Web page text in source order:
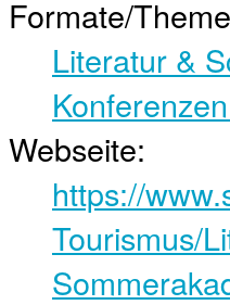
Formate/
Literatur &
Webseite:
https://
Tourismus/